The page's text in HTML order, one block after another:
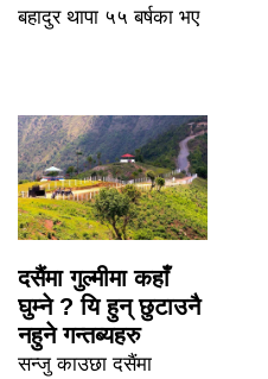
बहादुर थापा ५५ बर्षका भए
दसैंमा गुल्मीमा कहाँ
घुम्ने ? यि हुन् छुटाउनै
नहुने गन्तब्यहरु
सन्जु काउछा दसैंमा